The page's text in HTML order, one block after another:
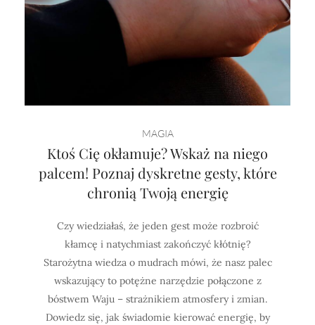
MAGIA
Ktoś Cię okłamuje? Wskaż na niego
palcem! Poznaj dyskretne gesty, które
chronią Twoją energię
Czy wiedziałaś, że jeden gest może rozbroić
kłamcę i natychmiast zakończyć kłótnię?
Starożytna wiedza o mudrach mówi, że nasz palec
wskazujący to potężne narzędzie połączone z
bóstwem Waju – strażnikiem atmosfery i zmian.
Dowiedz się, jak świadomie kierować energię, by